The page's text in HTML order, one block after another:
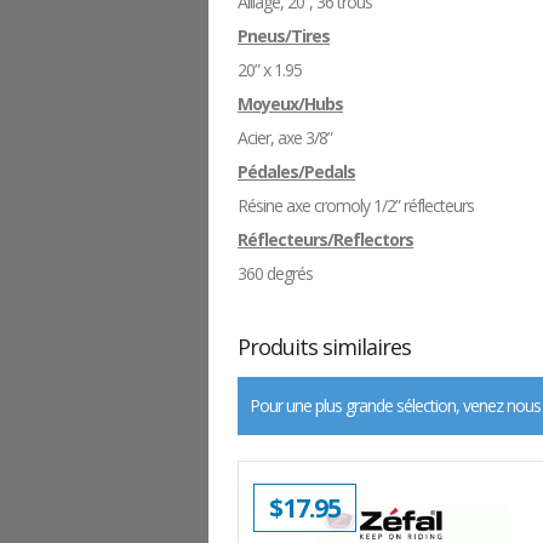
Pneus/Tires
20” x 1.95
Moyeux/Hubs
Acier, axe 3/8”
Pédales/Pedals
Résine axe cromoly 1/2” réflecteurs
Réflecteurs/Reflectors
360 degrés
Produits similaires
Pour une plus grande sélection, venez
$17.95